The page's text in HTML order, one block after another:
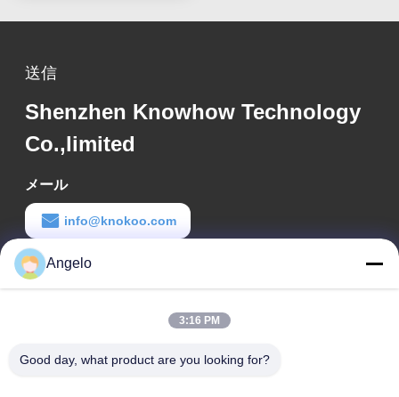
送信
Shenzhen Knowhow Technology
Co.,limited
メール
info@knokoo.com
労働時間
08:00-18:00
会社所在地
Angelo
3:16 PM
Good day, what product are you looking for?